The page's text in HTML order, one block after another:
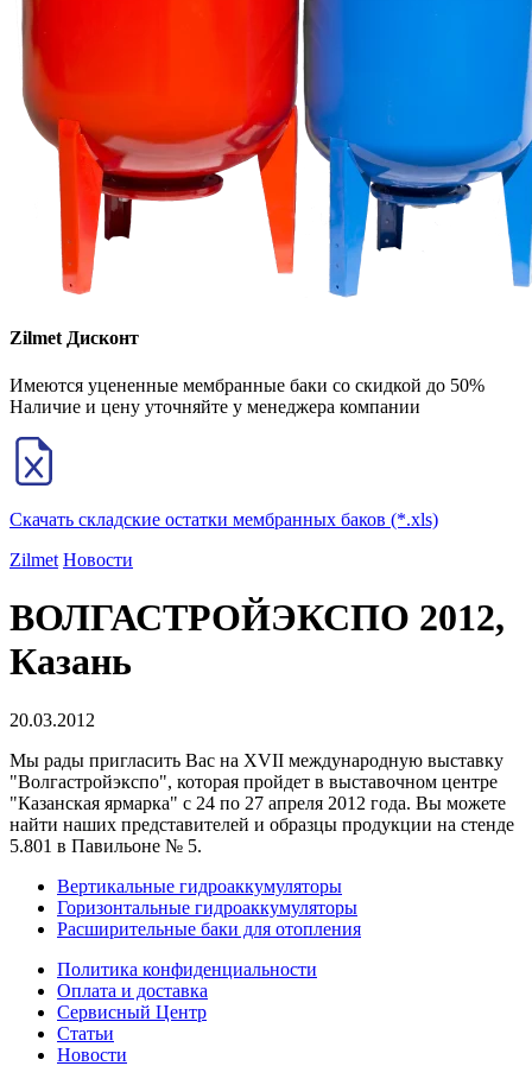
Zilmet Дисконт
Имеются уцененные мембранные баки со скидкой до 50%
Наличие и цену уточняйте у менеджера компании
Скачать складские остатки мембранных баков (*.xls)
Zilmet Новости
ВОЛГАСТРОЙЭКСПО 2012,
Казань
20.03.2012
Мы рады пригласить Вас на XVII международную выставку
"Волгастройэкспо", которая пройдет в выставочном центре
"Казанская ярмарка" с 24 по 27 апреля 2012 года. Вы можете
найти наших представителей и образцы продукции на стенде
5.801 в Павильоне № 5.
Вертикальные гидроаккумуляторы
Горизонтальные гидроаккумуляторы
Расширительные баки для отопления
Политика конфиденциальности
Оплата и доставка
Сервисный Центр
Статьи
Новости